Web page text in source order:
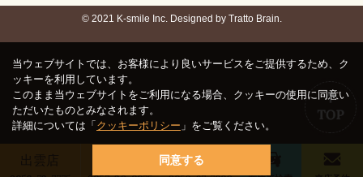
出雲店 松江店
© 2021 K-smile Inc. Designed by Tratto Brain.
当ウェブサイトでは、お客様により良いサービスをご提供するため、ク
ッキーを利用しています。
このまま当ウェブサイトをご利用になる場合、クッキーの使用に同意い
ただいたものとみなされます。
詳細については「クッキーポリシー 」をご覧ください。
同意する